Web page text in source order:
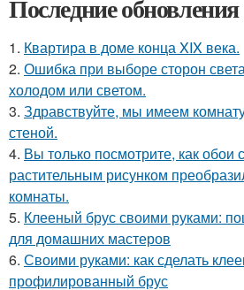
Последние обновления
1. Квартира в доме конца XIX века.
2. Ошибка при выборе сторон
холодом или светом.
3. Здравствуйте, мы имеем
стеной.
4. Вы только посмотрите, как обои
растительным рисунком
комнаты.
5. Клееный брус своими руками:
для домашних мастеров
6. Своими руками: как сделать
профилированный брус